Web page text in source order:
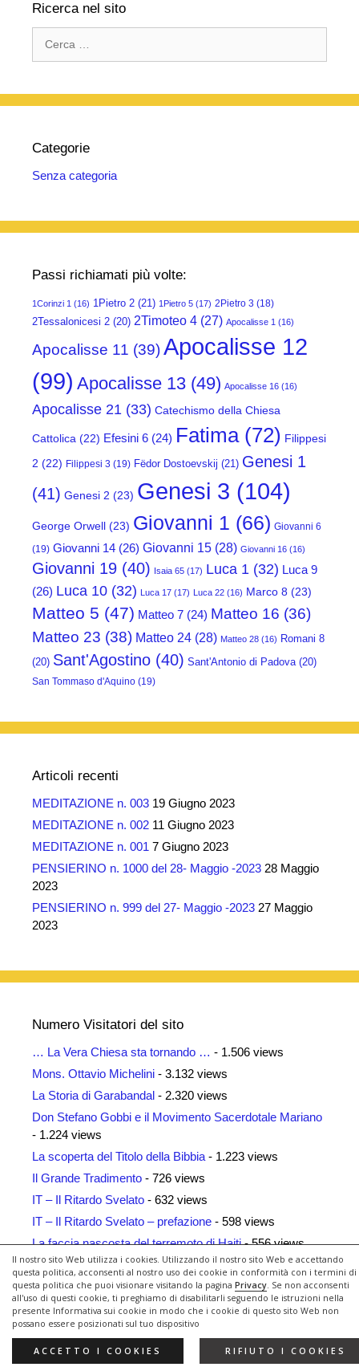
Il nostro sito Web utilizza i cookies. Utilizzando il nostro sito Web e accettando
questa politica, acconsenti al nostro uso dei cookie in conformità con i termini di
questa politica che puoi visionare visitando la pagina Privacy. Se non acconsenti
all'uso di questi cookie, ti preghiamo di disabilitarli seguendo le istruzioni nella
presente Informativa sui cookie in modo che i cookie di questo sito Web non
possano essere posizionati sul tuo dispositivo
ACCETTO I COOKIES RIFIUTO I COOKIES
Ricerca nel sito
per:
Categorie
Senza categoria
Passi richiamati più volte:
1Corinzi 1 (16) 1Pietro 2 (21) 1Pietro 5 (17) 2Pietro 3 (18)
2Tessalonicesi 2 (20) 2Timoteo 4 (27) Apocalisse 1 (16)
Apocalisse 11 (39)Apocalisse 12
(99) Apocalisse 13 (49) Apocalisse 16 (16)
Apocalisse 21 (33) Catechismo della Chiesa
Cattolica (22) Efesini 6 (24) Fatima(72) Filippesi
2 (22) Filippesi 3 (19) Fëdor Dostoevskij (21) Genesi 1
(41) Genesi 2 (23) Genesi 3 (104)
George Orwell (23) Giovanni 1 (66) Giovanni 6
(19) Giovanni 14 (26) Giovanni 15 (28) Giovanni 16 (16)
Giovanni 19 (40) Isaia 65 (17) Luca 1 (32) Luca 9
(26) Luca 10 (32) Luca 17 (17) Luca 22 (16) Marco 8 (23)
Matteo 5 (47) Matteo 7 (24) Matteo 16 (36)
Matteo 23 (38) Matteo 24 (28) Matteo 28 (16) Romani 8
(20) Sant'Agostino (40) Sant'Antonio di Padova(20)
San Tommaso d'Aquino (19)
Articoli recenti
MEDITAZIONE n. 003 19 Giugno 2023
MEDITAZIONE n. 002 11 Giugno 2023
MEDITAZIONE n. 001 7 Giugno 2023
PENSIERINO n. 1000 del 28- Maggio -2023 28 Maggio
2023
PENSIERINO n. 999 del 27- Maggio -2023 27 Maggio
2023
Numero Visitatori del sito
… La Vera Chiesa sta tornando … - 1.506 views
Mons. Ottavio Michelini - 3.132 views
La Storia di Garabandal - 2.320 views
Don Stefano Gobbi e il Movimento Sacerdotale Mariano
- 1.224 views
La scoperta del Titolo della Bibbia - 1.223 views
Il Grande Tradimento - 726 views
IT – Il Ritardo Svelato - 632 views
IT – Il Ritardo Svelato – prefazione - 598 views
La faccia nascosta del terremoto di Haiti- 556 views
Siti Amici- 461 views
© 2026 Il Ritardo Svelato • Creato conGeneratePress